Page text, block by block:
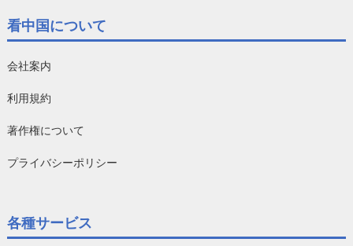
看中国について
会社案内
利用規約
著作権について
プライバシーポリシー
各種サービス